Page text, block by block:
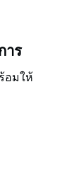
าร
อมให้